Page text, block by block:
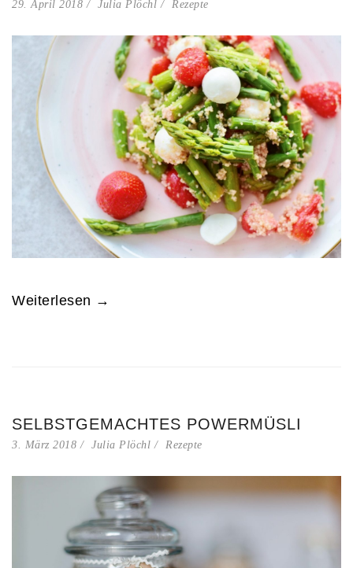
29. April 2018 Julia Plöchl Rezepte
Weiterlesen →
SELBSTGEMACHTES POWERMÜSLI
3. März 2018 Julia Plöchl Rezepte